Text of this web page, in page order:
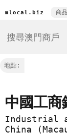
mlocal.biz 商品
地點:
中國工
Industrial
China